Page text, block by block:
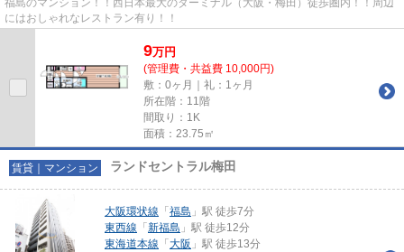
福島のマンション！！西日本最大のターミナル（大阪・梅田）徒歩圏内！！周辺
にはおしゃれなレストラン有り！！
9万円
(管理費・共益費 10,000円)
敷：0ヶ月｜礼：1ヶ月
所在階：11階
間取り：1K
面積：23.75㎡
賃貸｜マンション ランドセントラル梅田
大阪環状線 「 福島 」駅 徒歩7分
東西線 「 新福島 」駅 徒歩12分
東海道本線 「 大阪 」駅 徒歩13分